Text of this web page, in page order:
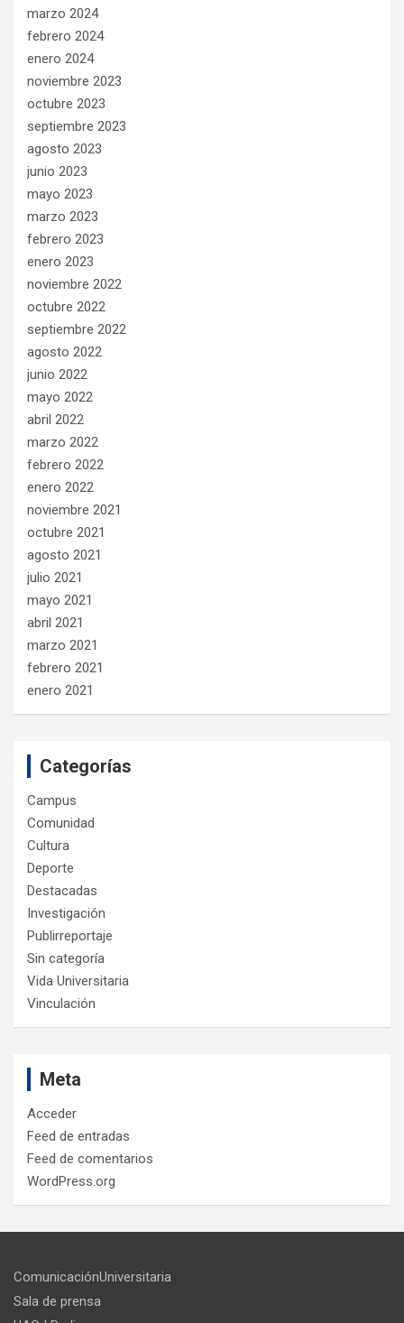
marzo 2024
febrero 2024
enero 2024
noviembre 2023
octubre 2023
septiembre 2023
agosto 2023
junio 2023
mayo 2023
marzo 2023
febrero 2023
enero 2023
noviembre 2022
octubre 2022
septiembre 2022
agosto 2022
junio 2022
mayo 2022
abril 2022
marzo 2022
febrero 2022
enero 2022
noviembre 2021
octubre 2021
agosto 2021
julio 2021
mayo 2021
abril 2021
marzo 2021
febrero 2021
enero 2021
Categorías
Campus
Comunidad
Cultura
Deporte
Destacadas
Investigación
Publirreportaje
Sin categoría
Vida Universitaria
Vinculación
Meta
Acceder
Feed de entradas
Feed de comentarios
WordPress.org
ComunicaciónUniversitaria
Sala de prensa